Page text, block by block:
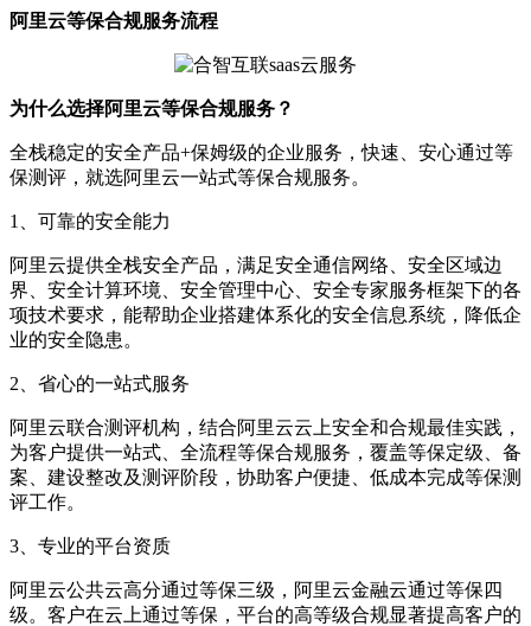
阿里云等保合规服务流程
为什么选择阿里云等保合规服务？
全栈稳定的安全产品+保姆级的企业服务，快速、安心通过等
保测评，就选阿里云一站式等保合规服务。
1、可靠的安全能力
阿里云提供全栈安全产品，满足安全通信网络、安全区域边
界、安全计算环境、安全管理中心、安全专家服务框架下的各
项技术要求，能帮助企业搭建体系化的安全信息系统，降低企
业的安全隐患。
2、省心的一站式服务
阿里云联合测评机构，结合阿里云云上安全和合规最佳实践，
为客户提供一站式、全流程等保合规服务，覆盖等保定级、备
案、建设整改及测评阶段，协助客户便捷、低成本完成等保测
评工作。
3、专业的平台资质
阿里云公共云高分通过等保三级，阿里云金融云通过等保四
级。客户在云上通过等保，平台的高等级合规显著提高客户的